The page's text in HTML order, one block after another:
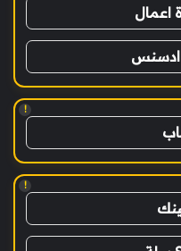
اعمال
ادسنس
!
!